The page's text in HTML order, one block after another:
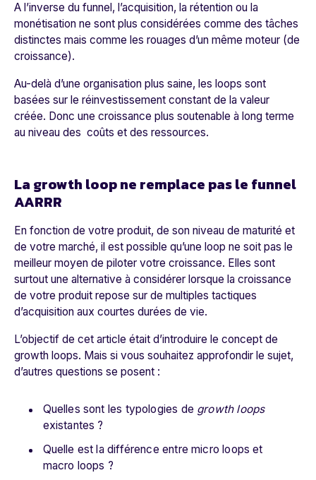
A l’inverse du funnel, l’acquisition, la rétention ou la
monétisation ne sont plus considérées comme des tâches
distinctes mais comme les rouages d’un même moteur (de
croissance).
Au-delà d’une organisation plus saine, les loops sont
basées sur le réinvestissement constant de la valeur
créée. Donc une croissance plus soutenable à long terme
au niveau des coûts et des ressources.
La growth loop ne remplace pas le funnel
AARRR
En fonction de votre produit, de son niveau de maturité et
de votre marché, il est possible qu’une loop ne soit pas le
meilleur moyen de piloter votre croissance. Elles sont
surtout une alternative à considérer lorsque la croissance
de votre produit repose sur de multiples tactiques
d’acquisition aux courtes durées de vie.
L’objectif de cet article était d’introduire le concept de
growth loops. Mais si vous souhaitez approfondir le sujet,
d’autres questions se posent :
Quelles sont les typologies de growth loops
existantes ?
Quelle est la différence entre micro loops et
macro loops ?